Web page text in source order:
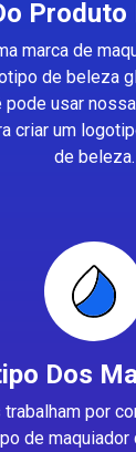
Produto
marca de
de beleza
pode usar
criar um
de beleza.
Dos
por
de maquiador